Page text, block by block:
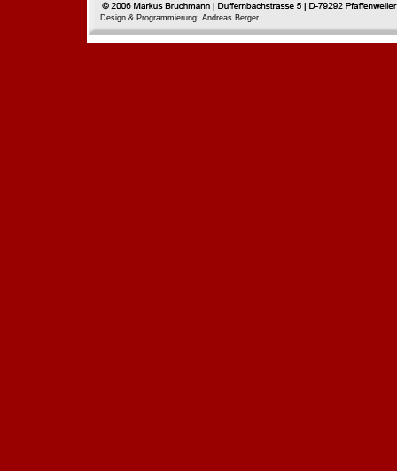
Design & Programmierung: Andreas Berger